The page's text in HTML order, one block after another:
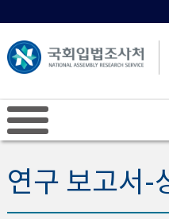
연구 보고서-